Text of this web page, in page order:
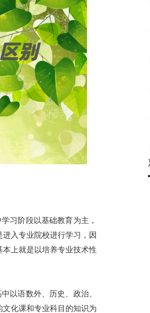
习阶段以基础教育为主，
入专业院校进行学习，因
上就是以培养专业技术性
以语数外、历史、政治、
化课和专业科目的知识为